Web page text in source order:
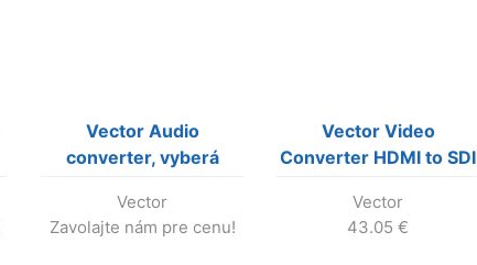
Vector Audio
converter, vyberá
SPDIF aj do stereo
(nevyrába sa!)
Vector
Zavolajte nám pre cenu!
Vector Video
Converter HDMI to SDI
Vector
43.05 €